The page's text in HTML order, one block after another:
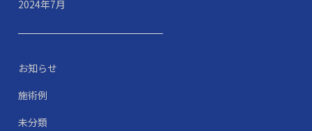
2024年7月
お知らせ
施術例
未分類